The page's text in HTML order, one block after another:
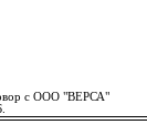
с ООО "ВЕРСА"